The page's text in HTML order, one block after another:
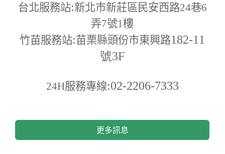
台北服務站:新北市新莊區民安西路24巷6
弄7號1樓
竹苗服務站:苗栗縣頭份市東興路182-11
號3F
24H服務專線:02-2206-7333
更多訊息